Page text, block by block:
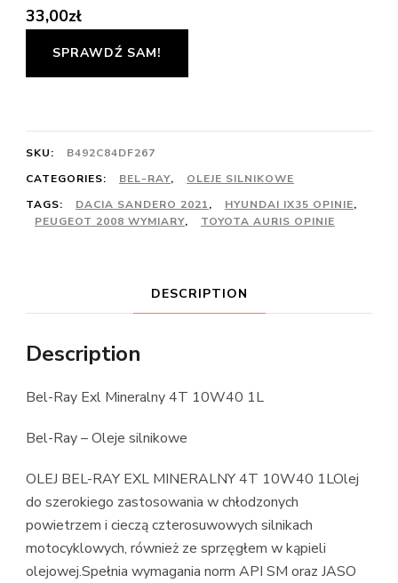
33,00zł
SPRAWDŹ SAM!
SKU:
B492C84DF267
CATEGORIES:
BEL-RAY,
OLEJE SILNIKOWE
TAGS:
DACIA SANDERO 2021, HYUNDAI IX35 OPINIE,
PEUGEOT 2008 WYMIARY, TOYOTA AURIS OPINIE
DESCRIPTION
Description
Bel-Ray Exl Mineralny 4T 10W40 1L
Bel-Ray – Oleje silnikowe
OLEJ BEL-RAY EXL MINERALNY 4T 10W40 1LOlej
do szerokiego zastosowania w chłodzonych
powietrzem i cieczą czterosuwowych silnikach
motocyklowych, również ze sprzęgłem w kąpieli
olejowej.Spełnia wymagania norm API SM oraz JASO